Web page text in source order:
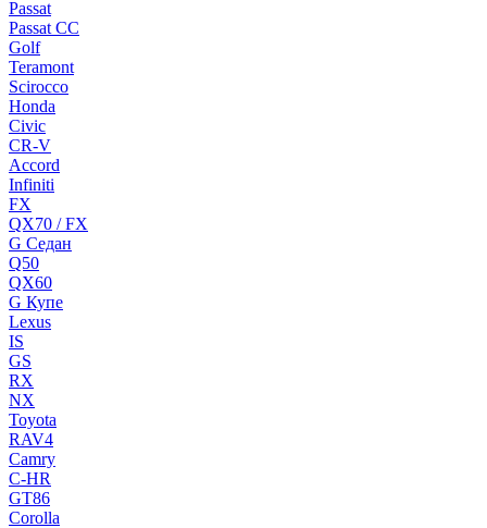
Passat
Passat CC
Golf
Teramont
Scirocco
Honda
Civic
CR-V
Accord
Infiniti
FX
QX70 / FX
G Cедан
Q50
QX60
G Купе
Lexus
IS
GS
RX
NX
Toyota
RAV4
Camry
C-HR
GT86
Corolla